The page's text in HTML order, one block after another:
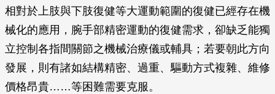
相對於上肢與下肢復健等大運動範圍的復健已經存在機
械化的應用，腕手部精密運動的復健需求，卻缺乏能獨
立控制各指間關節之機械治療儀或輔具；若要朝此方向
發展，則有諸如結構精密、過重、驅動方式複雜、維修
價格昂貴……等困難需要克服。